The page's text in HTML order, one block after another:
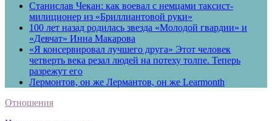
Станислав Чекан: как воевал с немцами таксист-
милиционер из «Бриллиантовой руки»
100 лет назад родилась звезда «Молодой гвардии» и
«Девчат» Инна Макарова
«Я консервировал лучшего друга» Этот человек
четверть века резал людей на потеху толпе. Теперь
разрежут его
Лермонтов, он же Лермантов, он же Learmonth
Отношения